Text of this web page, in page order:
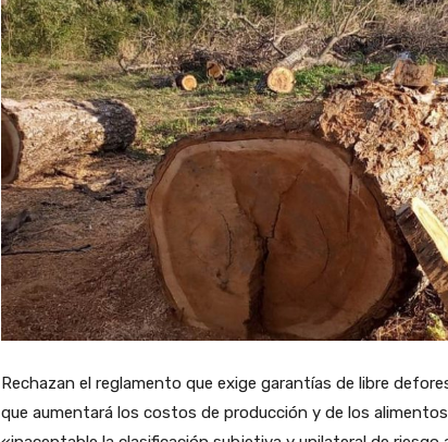
Rechazan el reglamento que exige garantías de libre
que aumentará los costos de producción y de los